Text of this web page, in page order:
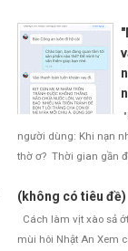
người dùng: Khi nạn
thờ ơ? Thời gian gần
(không có tiêu đề)
Cách làm vịt xào sả
mùi hôi Nhật An Xem